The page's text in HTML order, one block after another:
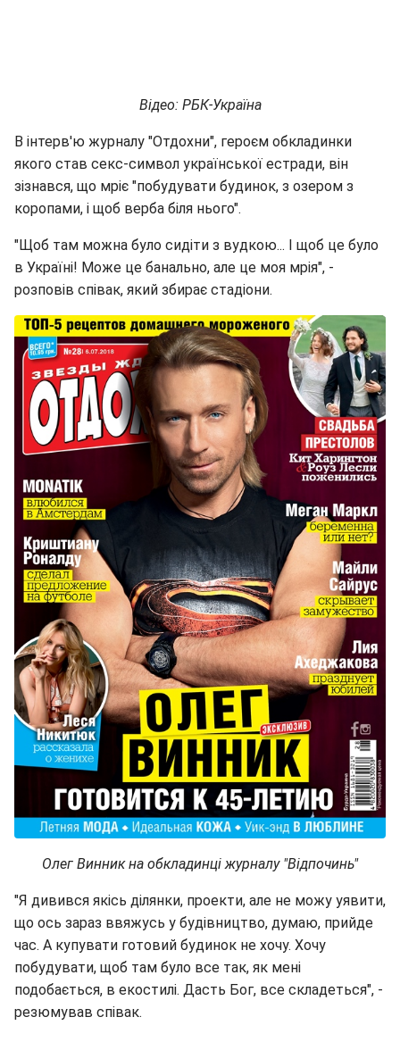
Відео: РБК-Україна
В інтерв'ю журналу "Отдохни", героєм обкладинки
якого став секс-символ української естради, він
зізнався, що мріє "побудувати будинок, з озером з
коропами, і щоб верба біля нього".
"Щоб там можна було сидіти з вудкою... І щоб це було
в Україні! Може це банально, але це моя мрія", -
розповів співак, який збирає стадіони.
Олег Винник на обкладинці журналу "Відпочинь"
"Я дивився якісь ділянки, проекти, але не можу уявити,
що ось зараз ввяжусь у будівництво, думаю, прийде
час. А купувати готовий будинок не хочу. Хочу
побудувати, щоб там було все так, як мені
подобається, в екостилі. Дасть Бог, все складеться", -
резюмував співак.